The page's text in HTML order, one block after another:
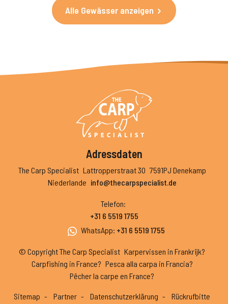
Alle Gewässer anzeigen
Adressdaten
The Carp Specialist Lattropperstraat 30 7591PJ Denekamp
Niederlande info@thecarpspecialist.de
Telefon:
+31 6 5519 1755
WhatsApp: +31 6 5519 1755
© Copyright The Carp Specialist Karpervissen in Frankrijk?
Carpfishing in France? Pesca alla carpa in Francia?
Pêcher la carpe en France?
Sitemap Partner Datenschutzerklärung
Rückrufbitte